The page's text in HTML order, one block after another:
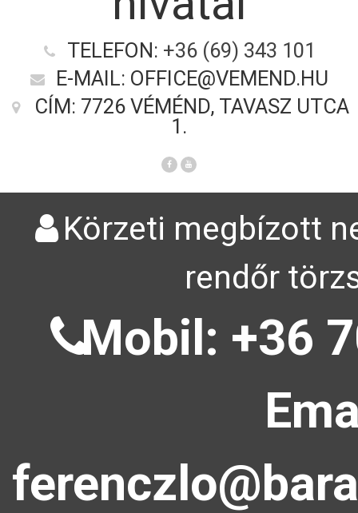
TELEFON: +36 (69) 343 101
E-MAIL: OFFICE@VEMEND.HU
CÍM: 7726 VÉMÉND, TAVASZ UTCA
1.
Körzeti megbízott
rendőr
Mobil: +36